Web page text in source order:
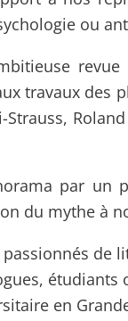
ou
travaux des
Strauss,
par
du mythe à
passionnés
en